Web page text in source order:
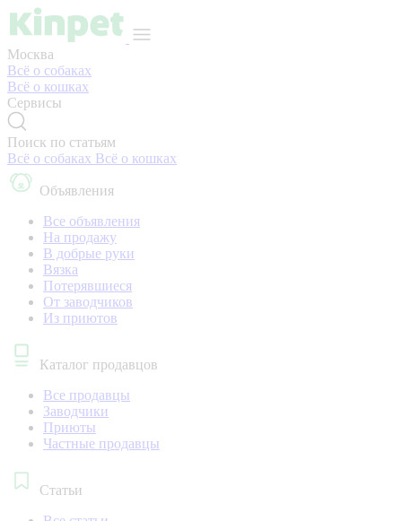
Москва
Всё о собаках
Всё о кошках
Сервисы
Поиск по статьям
Всё о собаках Всё о кошках
Объявления
Все объявления
На продажу
В добрые руки
Вязка
Потерявшиеся
От заводчиков
Из приютов
Каталог продавцов
Все продавцы
Заводчики
Приюты
Частные продавцы
Статьи